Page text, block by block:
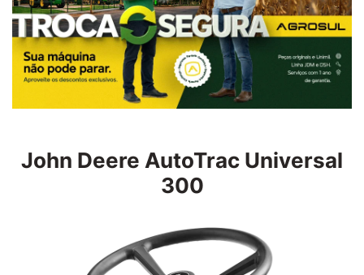
John Deere AutoTrac Universal
300